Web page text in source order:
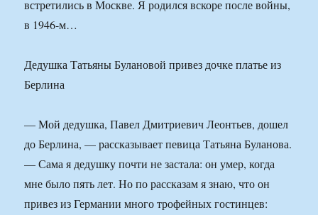
встретились в Москве. Я родился вскоре после войны,
в 1946-м…
Дедушка Татьяны Булановой привез дочке платье из
Берлина
— Мой дедушка, Павел Дмитриевич Леонтьев, дошел
до Берлина, — рассказывает певица Татьяна Буланова.
— Сама я дедушку почти не застала: он умер, когда
мне было пять лет. Но по рассказам я знаю, что он
привез из Германии много трофейных гостинцев: